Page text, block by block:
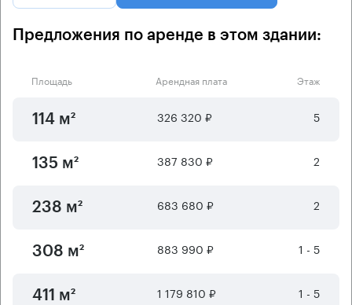
Предложения по аренде в этом здании:
Площадь Арендная плата Этаж
114 м² 326 320 ₽ 5
135 м² 387 830 ₽ 2
238 м² 683 680 ₽ 2
308 м² 883 990 ₽ 1 - 5
411 м² 1 179 810 ₽ 1 - 5